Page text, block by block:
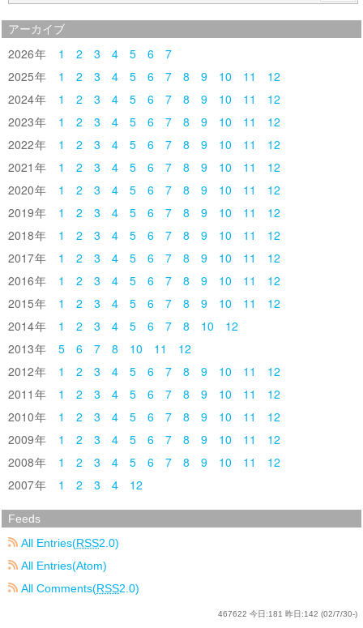
アーカイブ
2026 1 2 3 4 5 6
7
2025
1 2 3 4 5 6 7 8 9 10 11
12
2024
1 2 3 4 5 6 7 8 9 10 11
12
2023
1 2 3 4 5 6 7 8 9 10 11
12
2022
1 2 3 4 5 6 7 8 9 10 11
12
2021
1 2 3 4 5 6 7 8 9 10 11
12
2020
1 2 3 4 5 6 7 8 9 10 11
12
2019
1 2 3 4 5 6 7 8 9 10 11
12
2018
1 2 3 4 5 6 7 8 9 10 11
12
2017
1 2 3 4 5 6 7 8 9 10 11
12
2016
1 2 3 4 5 6 7 8 9 10 11
12
2015
1 2 3 4 5 6 7 8 9 10 11
12
2014
1 2 3 4 5 6 7 8 10
12
2013
5 6 7 8 10 11
12
2012
1 2 3 4 5 6 7 8 9 10 11
12
2011
1 2 3 4 5 6 7 8 9 10 11
12
2010
1 2 3 4 5 6 7 8 9 10 11
12
2009
1 2 3 4 5 6 7 8 9 10 11
12
2008
1 2 3 4 5 6 7 8 9 10 11
12
2007
1 2 3 4 12
Feeds
All Entries(RSS2.0)
All Entries(Atom)
All Comments(RSS2.0)
467622 今日:181 昨日:142 (02/7/30-)